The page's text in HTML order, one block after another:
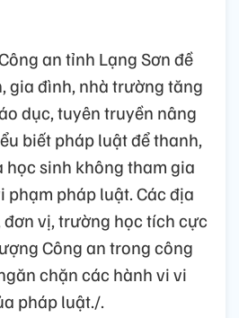
an tỉnh Lạng Sơn đề
gia đình, nhà trường tăng
dục, tuyên truyền nâng
biết pháp luật để thanh,
học sinh không tham gia
phạm pháp luật. Các địa
vị, trường học tích cực
Công an trong công
chặn các hành vi vi
pháp luật./.